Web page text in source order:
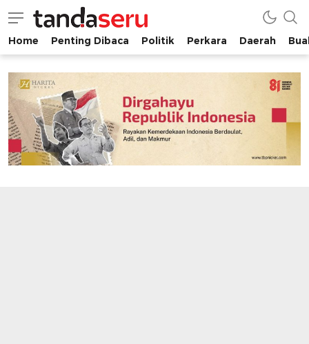
tandaseru.com | Penting Dibaca
tandaseru.com
Home Penting Dibaca Politik Perkara Daerah